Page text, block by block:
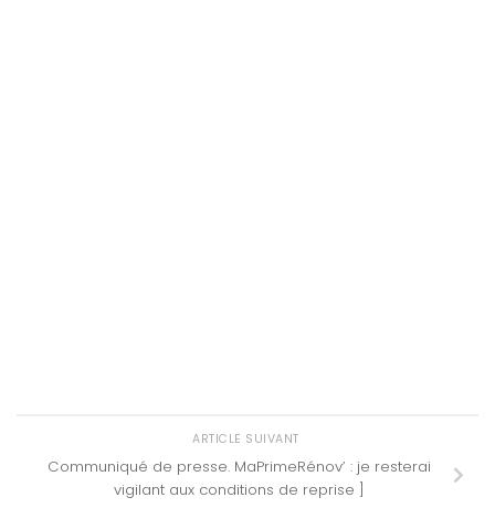
ARTICLE SUIVANT
Communiqué de presse. MaPrimeRénov’ : je resterai
vigilant aux conditions de reprise ]